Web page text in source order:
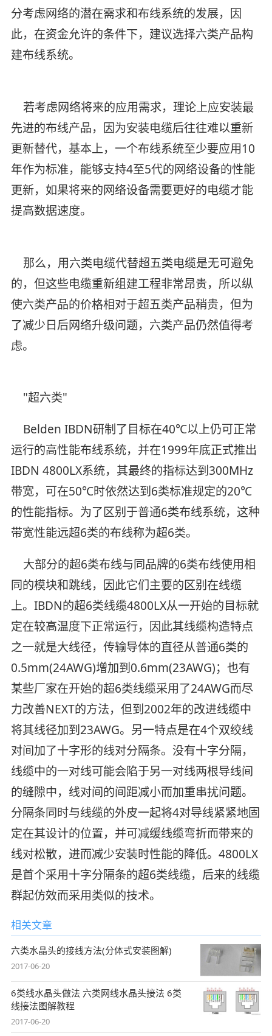
分考虑网络的潜在需求和布线系统的发展，因
此，在资金允许的条件下，建议选择六类产品构
建布线系统。
若考虑网络将来的应用需求，理论上应安装最
先进的布线产品，因为安装电缆后往往难以重新
更新替代，基本上，一个布线系统至少要应用10
年作为标准，能够支持4至5代的网络设备的性能
更新，如果将来的网络设备需要更好的电缆才能
提高数据速度。
那么，用六类电缆代替超五类电缆是无可避免
的，但这些电缆重新组建工程非常昂贵，所以纵
使六类产品的价格相对于超五类产品稍贵，但为
了减少日后网络升级问题，六类产品仍然值得考
虑。
"超六类"
Belden IBDN研制了目标在40℃以上仍可正常
运行的高性能布线系统，并在1999年底正式推出
IBDN 4800LX系统，其最终的指标达到300MHz
带宽，可在50℃时依然达到6类标准规定的20℃
的性能指标。为了区别于普通6类布线系统，这种
带宽性能远超6类的布线称为超6类。
大部分的超6类布线与同品牌的6类布线使用相
同的模块和跳线，因此它们主要的区别在线缆
上。IBDN的超6类线缆4800LX从一开始的目标就
定在较高温度下正常运行，因此其线缆构造特点
之一就是大线径，传输导体的直径从普通6类的
0.5mm(24AWG)增加到0.6mm(23AWG)；也有
某些厂家在开始的超6类线缆采用了24AWG而尽
力改善NEXT的方法，但到2002年的改进线缆中
将其线径加到23AWG。另一特点是在4个双绞线
对间加了十字形的线对分隔条。没有十字分隔，
线缆中的一对线可能会陷于另一对线两根导线间
的缝隙中，线对间的间距减小而加重串扰问题。
分隔条同时与线缆的外皮一起将4对导线紧紧地固
定在其设计的位置，并可减缓线缆弯折而带来的
线对松散，进而减少安装时性能的降低。4800LX
是首个采用十字分隔条的超6类线缆，后来的线缆
群起仿效而采用类似的技术。
相关文章
六类水晶头的接线方法(分体式安装图解)
2017-06-20
6类线水晶头做法 六类网线水晶头接法 6类
线接法图解教程
2017-06-20